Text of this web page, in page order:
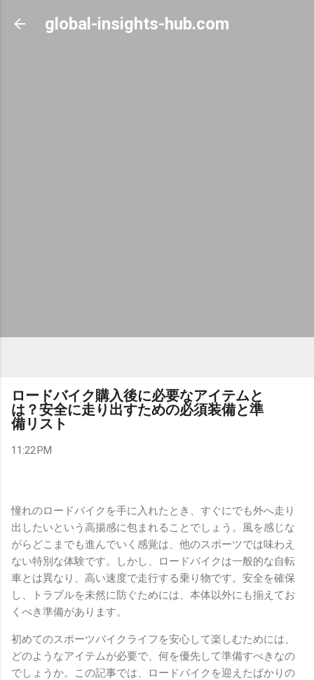
Skip to main content
global-insights-hub.com
ロードバイク購入後に必要なアイテムと
は？安全に走り出すための必須装備と準
備リスト
11:22 PM
憧れのロードバイクを手に入れたとき、すぐにでも外へ走り
出したいという高揚感に包まれることでしょう。風を感じな
がらどこまでも進んでいく感覚は、他のスポーツでは味わえ
ない特別な体験です。しかし、ロードバイクは一般的な自転
車とは異なり、高い速度で走行する乗り物です。安全を確保
し、トラブルを未然に防ぐためには、本体以外にも揃えてお
くべき準備があります。
初めてのスポーツバイクライフを安心して楽しむためには、
どのようなアイテムが必要で、何を優先して準備すべきなの
でしょうか。この記事では、ロードバイクを迎えたばかりの